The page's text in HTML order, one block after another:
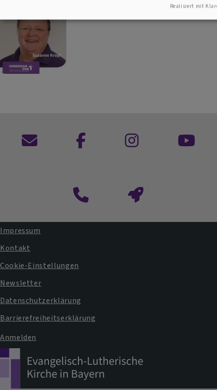
Kontaktformular
Fußbereichsmenü
Impressum
Kontakt
Cookie-Einstellungen
Newsletter
Datenschutzerklärung
Barrierefreiheitserklärung
Benutzermenü
Anmelden
Realisiert mit